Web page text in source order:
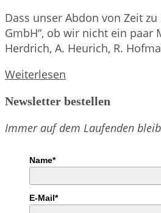
Dass unser Abdon von Zeit
GmbH“, ob wir nicht ein paar
Herdrich, A. Heurich, R.
Weiterlesen
zum
Newsletter bestellen
Immer auf dem Laufenden
Name*
E-Mail*